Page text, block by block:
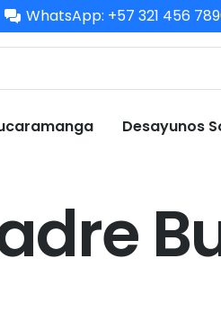
WhatsApp: +57 321 456
Desayunos